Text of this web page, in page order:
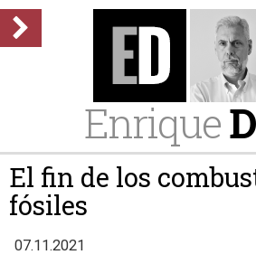
Enrique
El fin de los
fósiles
07.11.2021